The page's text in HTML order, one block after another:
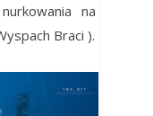
na
Braci ).